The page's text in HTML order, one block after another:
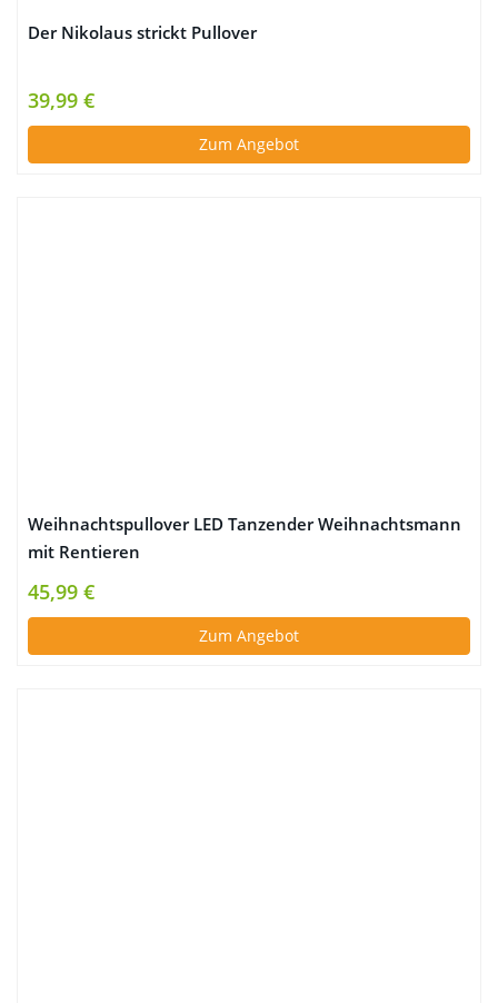
Der Nikolaus strickt Pullover
39,99 €
Zum Angebot
Weihnachtspullover LED Tanzender Weihnachtsmann
mit Rentieren
45,99 €
Zum Angebot